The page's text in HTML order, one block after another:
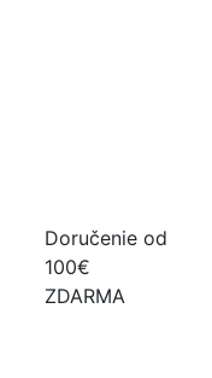
Doručenie od
100€
ZDARMA